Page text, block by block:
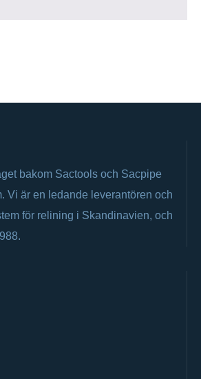
bakom Sactools och Sacpipe
Vi är en ledande leverantören och
för relining i Skandinavien, och